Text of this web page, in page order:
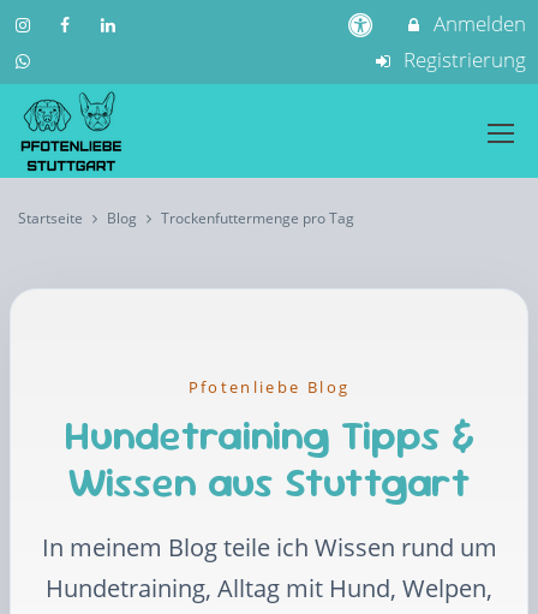
Anmelden
Registrierung
Startseite Blog Trockenfuttermenge pro Tag
Pfotenliebe Blog
Hundetraining Tipps &
Wissen aus Stuttgart
In meinem Blog teile ich Wissen rund um
Hundetraining, Alltag mit Hund, Welpen,